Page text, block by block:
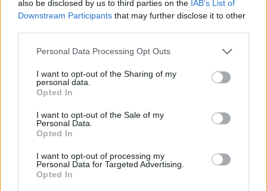
also be disclosed by us to third parties on the IAB’s List of
Downstream Participants that may further disclose it to other
Please note that this website/app uses one or more Google
not limited to your visit or usage behaviour. You may click to
grant or deny consent to Google and its third-party tags to
use your data for below specified purposes in below Google
consent section.
Personal Data Processing Opt Outs
I want to opt-out of the Sharing of my
personal data.
Opted In
I want to opt-out of the Sale of my
Personal Data.
Opted In
I want to opt-out of processing my
Personal Data for Targeted Advertising.
Opted In
képen.